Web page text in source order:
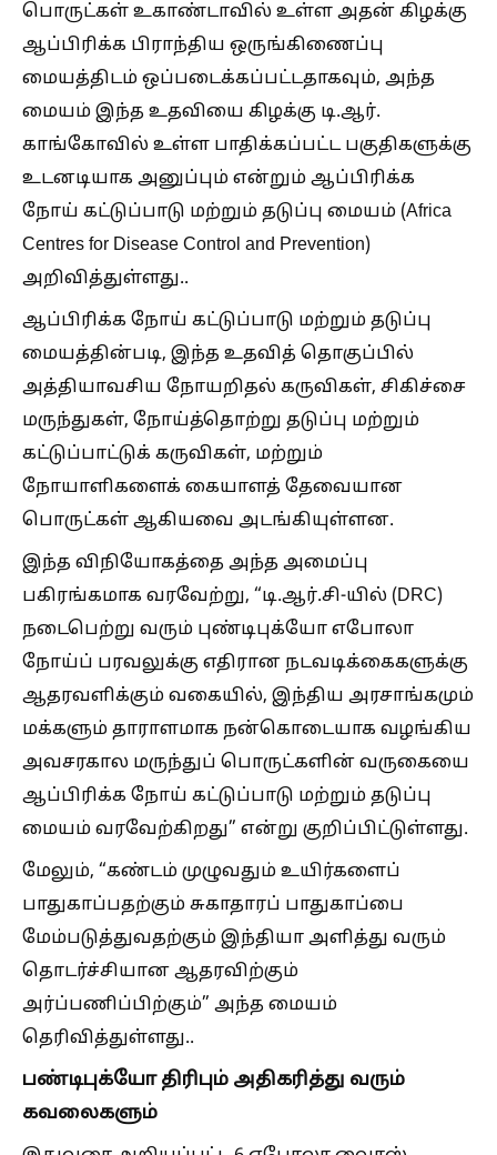
பொருட்கள் உகாண்டாவில் உள்ள அதன் கிழக்கு
ஆப்பிரிக்க பிராந்திய ஒருங்கிணைப்பு
மையத்திடம் ஒப்படைக்கப்பட்டதாகவும், அந்த
மையம் இந்த உதவியை கிழக்கு டி.ஆர்.
காங்கோவில் உள்ள பாதிக்கப்பட்ட பகுதிகளுக்கு
உடனடியாக அனுப்பும் என்றும் ஆப்பிரிக்க
நோய் கட்டுப்பாடு மற்றும் தடுப்பு மையம் (Africa
Centres for Disease Control and Prevention)
அறிவித்துள்ளது..
ஆப்பிரிக்க நோய் கட்டுப்பாடு மற்றும் தடுப்பு
மையத்தின்படி, இந்த உதவித் தொகுப்பில்
அத்தியாவசிய நோயறிதல் கருவிகள், சிகிச்சை
மருந்துகள், நோய்த்தொற்று தடுப்பு மற்றும்
கட்டுப்பாட்டுக் கருவிகள், மற்றும்
நோயாளிகளைக் கையாளத் தேவையான
பொருட்கள் ஆகியவை அடங்கியுள்ளன.
இந்த விநியோகத்தை அந்த அமைப்பு
பகிரங்கமாக வரவேற்று, “டி.ஆர்.சி-யில் (DRC)
நடைபெற்று வரும் புண்டிபுக்யோ எபோலா
நோய்ப் பரவலுக்கு எதிரான நடவடிக்கைகளுக்கு
ஆதரவளிக்கும் வகையில், இந்திய அரசாங்கமும்
மக்களும் தாராளமாக நன்கொடையாக வழங்கிய
அவசரகால மருந்துப் பொருட்களின் வருகையை
ஆப்பிரிக்க நோய் கட்டுப்பாடு மற்றும் தடுப்பு
மையம் வரவேற்கிறது” என்று குறிப்பிட்டுள்ளது.
மேலும், “கண்டம் முழுவதும் உயிர்களைப்
பாதுகாப்பதற்கும் சுகாதாரப் பாதுகாப்பை
மேம்படுத்துவதற்கும் இந்தியா அளித்து வரும்
தொடர்ச்சியான ஆதரவிற்கும்
அர்ப்பணிப்பிற்கும்” அந்த மையம்
தெரிவித்துள்ளது..
பண்டிபுக்யோ திரிபும் அதிகரித்து வரும்
கவலைகளும்